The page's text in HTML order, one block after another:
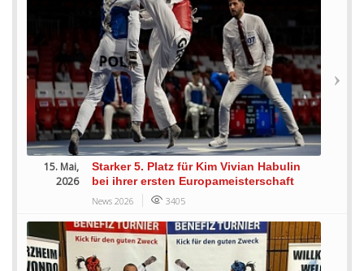
15. Mai,
2026
Starker 5. Platz für Kim Vivian Habulin
bei ihrer ersten Europameisterschaft
News 2026 3405